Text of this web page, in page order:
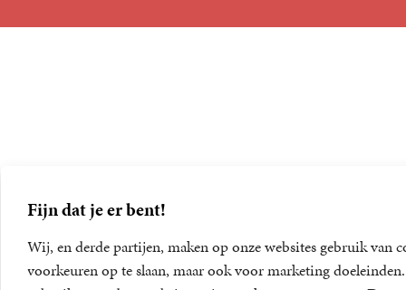
Fijn dat je er bent!
Wij, en derde partijen, maken op onze websites gebruik
voorkeuren op te slaan, maar ook voor marketing